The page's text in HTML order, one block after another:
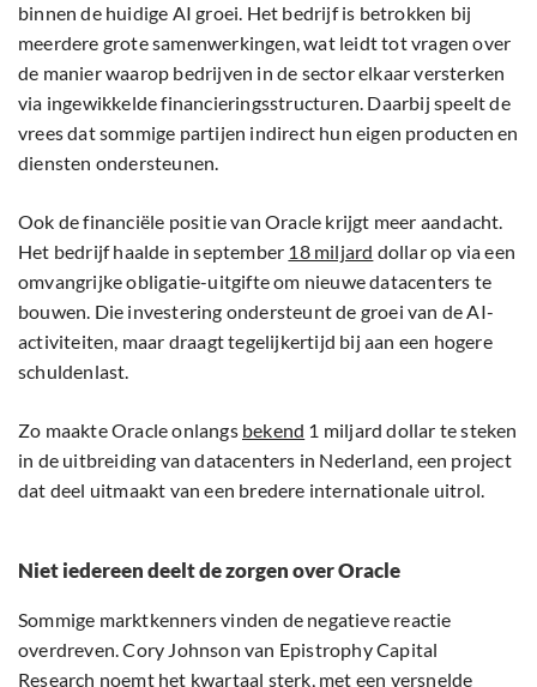
binnen de huidige AI groei. Het bedrijf is betrokken bij
meerdere grote samenwerkingen, wat leidt tot vragen over
de manier waarop bedrijven in de sector elkaar versterken
via ingewikkelde financieringsstructuren. Daarbij speelt de
vrees dat sommige partijen indirect hun eigen producten en
diensten ondersteunen.
Ook de financiële positie van Oracle krijgt meer aandacht.
Het bedrijf haalde in september 18 miljard dollar op via een
omvangrijke obligatie-uitgifte om nieuwe datacenters te
bouwen. Die investering ondersteunt de groei van de AI-
activiteiten, maar draagt tegelijkertijd bij aan een hogere
schuldenlast.
Zo maakte Oracle onlangs bekend 1 miljard dollar te steken
in de uitbreiding van datacenters in Nederland, een project
dat deel uitmaakt van een bredere internationale uitrol.
Niet iedereen deelt de zorgen over Oracle
Sommige marktkenners vinden de negatieve reactie
overdreven. Cory Johnson van Epistrophy Capital
Research noemthet kwartaal sterk, met een versnelde